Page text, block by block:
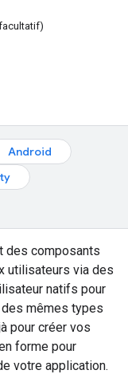
Android
des composants
utilisateurs via des
natifs pour
mêmes types
pour créer vos
forme pour
votre application.